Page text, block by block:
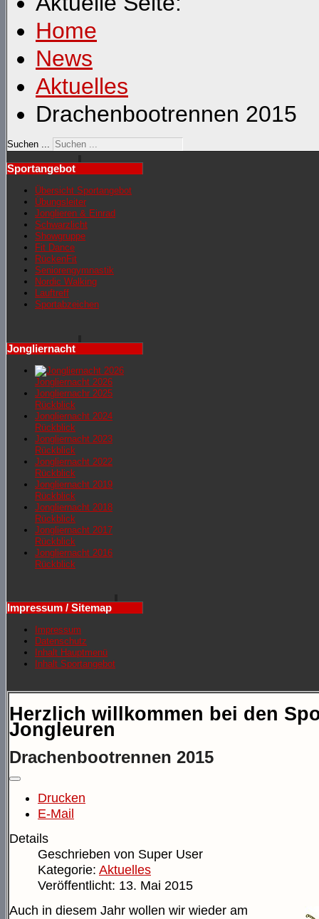
Home
News
Aktuelles
Drachenbootrennen 2015
Suchen ...
Sportangebot
Übersicht Sportangebot
Übungsleiter
Jonglieren & Einrad
Schwarzlicht
Showgruppe
Fit Dance
RückenFit
Seniorengymnastik
Nordic Walking
Lauftreff
Sportabzeichen
Jongliernacht
Jongliernacht 2026
Jongliernachr 2025
Rückblick
Jongliernacht 2024
Rückblick
Jongliernacht 2023
Rückblick
Jongliernacht 2022
Rückblick
Jongliernacht 2019
Rückblick
Jongliernacht 2018
Rückblick
Jongliernacht 2017
Rückblick
Jongliernacht 2016
Rückblick
Impressum / Sitemap
Impressum
Datenschutz
Inhalt Hauptmenü
Inhalt Sportangebot
Herzlich willkommen bei den
Jongleuren
Drachenbootrennen 2015
Drucken
E-Mail
Details
Geschrieben von Super User
Kategorie: Aktuelles
Veröffentlicht: 13. Mai 2015
Auch in diesem Jahr wollen wir wieder am